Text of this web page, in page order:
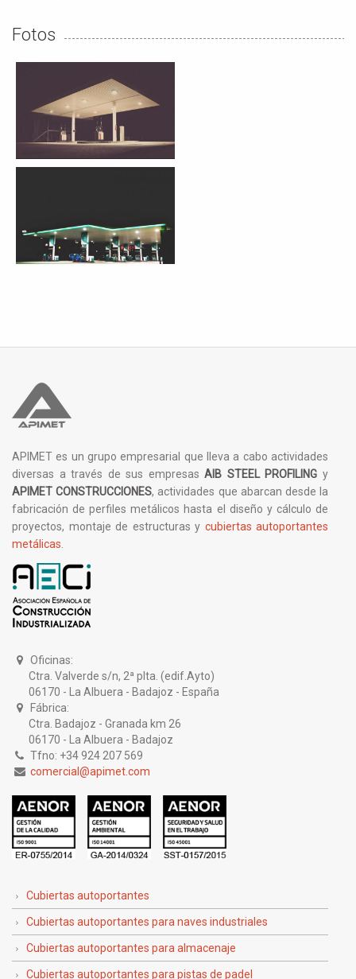
Fotos
APIMET es un grupo empresarial que lleva a cabo actividades
diversas a través de sus empresasAIB STEEL PROFILING y
APIMET CONSTRUCCIONES, actividades que abarcan desde la
fabricación de perfiles metálicos hasta el diseño y cálculo de
proyectos, montaje de estructuras y cubiertas autoportantes
metálicas.
Oficinas:
Ctra. Valverde s/n, 2ª plta. (edif.Ayto)
06170 - La Albuera - Badajoz - España
Fábrica:
Ctra. Badajoz - Granada km 26
06170 - La Albuera - Badajoz
Tfno: +34 924 207 569
comercial@apimet.com
Cubiertas autoportantes
Cubiertas autoportantes para naves industriales
Cubiertas autoportantes para almacenaje
Cubiertas autoportantes para pistas de padel